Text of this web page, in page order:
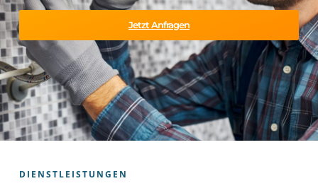
Jetzt Anfragen
DIENSTLEISTUNGEN